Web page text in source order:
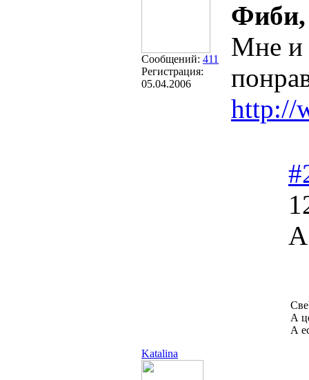
Сообщений: 411
Регистрация:
05.04.2006
Фиби,
Мне и
http://
Katalina
А
А
А